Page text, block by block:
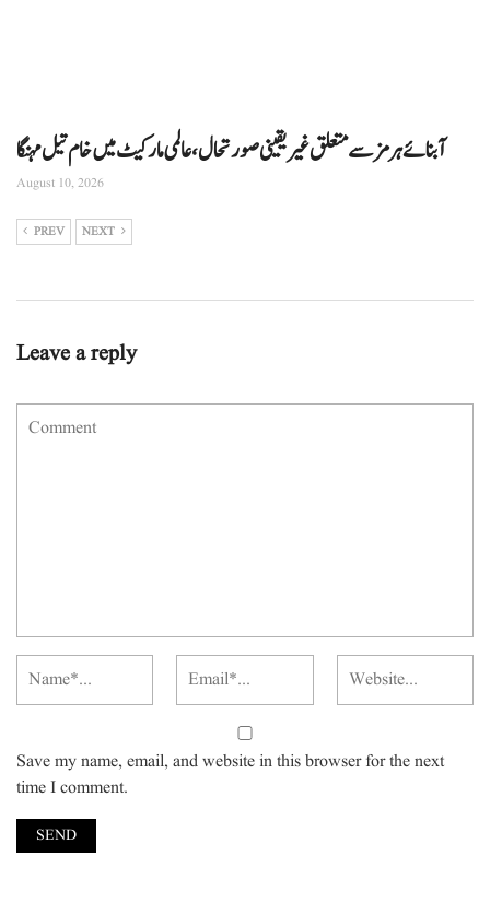
آبنائے ہرمز سے متعلق غیر یقینی صورتحال، عالمی مارکیٹ میں خام تیل مہنگا
August 10, 2026
PREV NEXT
Leave a reply
Save my name, email, and website in this browser for the next
time I comment.